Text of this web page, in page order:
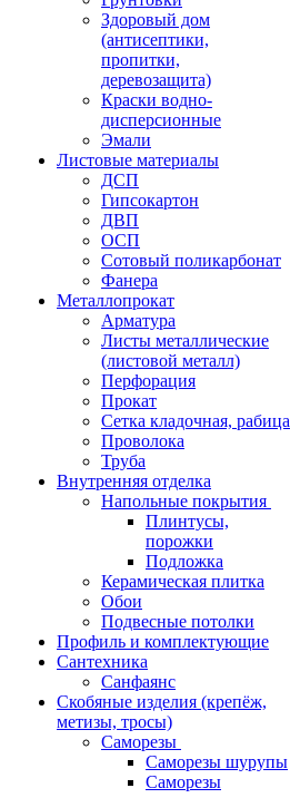
Здоровый дом
(антисептики,
пропитки,
деревозащита)
Краски водно-
дисперсионные
Эмали
Листовые материалы
ДСП
Гипсокартон
ДВП
ОСП
Сотовый поликарбонат
Фанера
Металлопрокат
Арматура
Листы металлические
(листовой металл)
Перфорация
Прокат
Сетка кладочная, рабица
Проволока
Труба
Внутренняя отделка
Напольные покрытия
Плинтусы,
порожки
Подложка
Керамическая плитка
Обои
Подвесные потолки
Профиль и комплектующие
Сантехника
Санфаянс
Скобяные изделия (крепёж,
метизы, тросы)
Саморезы
Саморезы шурупы
Саморезы